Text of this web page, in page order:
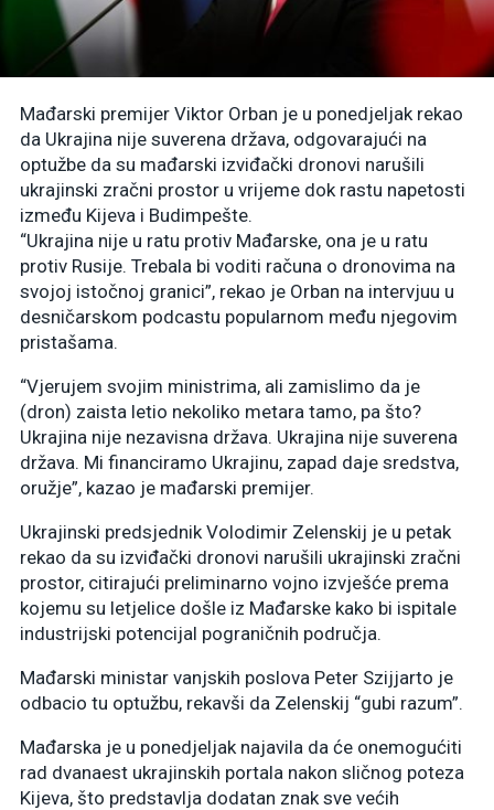
Mađarski premijer Viktor Orban je u ponedjeljak rekao
da Ukrajina nije suverena država, odgovarajući na
optužbe da su mađarski izviđački dronovi narušili
ukrajinski zračni prostor u vrijeme dok rastu napetosti
između Kijeva i Budimpešte.
“Ukrajina nije u ratu protiv Mađarske, ona je u ratu
protiv Rusije. Trebala bi voditi računa o dronovima na
svojoj istočnoj granici”, rekao je Orban na intervjuu u
desničarskom podcastu popularnom među njegovim
pristašama.
“Vjerujem svojim ministrima, ali zamislimo da je
(dron) zaista letio nekoliko metara tamo, pa što?
Ukrajina nije nezavisna država. Ukrajina nije suverena
država. Mi financiramo Ukrajinu, zapad daje sredstva,
oružje”, kazao je mađarski premijer.
Ukrajinski predsjednik Volodimir Zelenskij je u petak
rekao da su izviđački dronovi narušili ukrajinski zračni
prostor, citirajući preliminarno vojno izvješće prema
kojemu su letjelice došle iz Mađarske kako bi ispitale
industrijski potencijal pograničnih područja.
Mađarski ministar vanjskih poslova Peter Szijjarto je
odbacio tu optužbu, rekavši da Zelenskij “gubi razum”.
Mađarska je u ponedjeljak najavila da će onemogućiti
rad dvanaest ukrajinskih portala nakon sličnog poteza
Kijeva, što predstavlja dodatan znak sve većih